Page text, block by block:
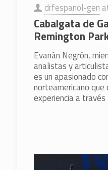
drfespanol-gen
Cabalgata de
Remington
Evanán Negrón,
analistas y
es un apasionado
norteamericano
experiencia a